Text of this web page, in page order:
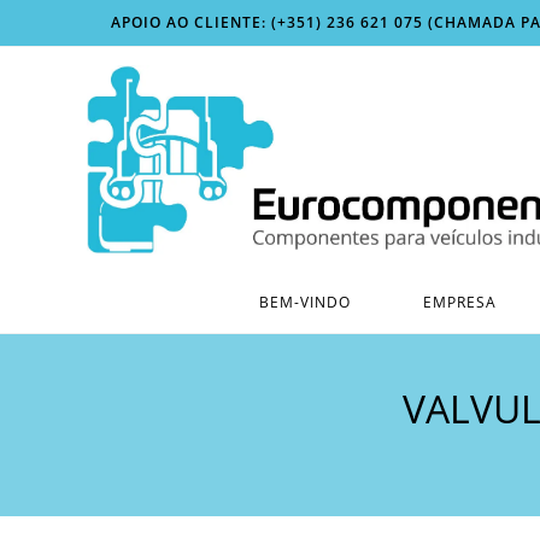
to
APOIO AO CLIENTE: (+351) 236 621 075 (CHAMADA
BEM-VINDO EMPRESA